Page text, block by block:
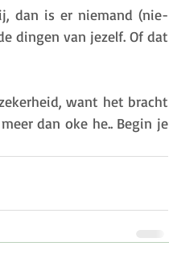
dan is er niemand (nie-
dingen van jezelf. Of dat
want het bracht
dan oke he.. Begin je